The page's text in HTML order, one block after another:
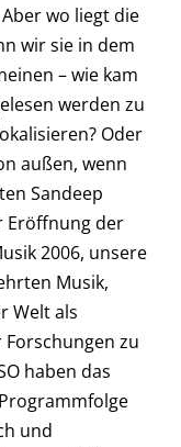
wo liegt die
wir sie in dem
– wie kam
werden zu
Oder
außen, wenn
Sandeep
Eröffnung der
2006, unsere
Musik,
Welt als
zu
haben das
und